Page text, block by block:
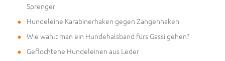
Sprenger
Hundeleine Karabinerhaken gegen Zangenhaken
Wie wählt man ein Hundehalsband fürs Gassi gehen?
Geflochtene Hundeleinen aus Leder